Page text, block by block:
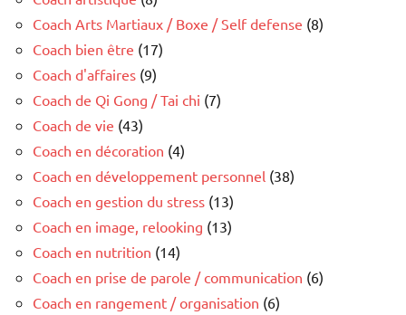
Coach Arts Martiaux / Boxe / Self defense (8)
Coach bien être (17)
Coach d'affaires (9)
Coach de Qi Gong / Tai chi (7)
Coach de vie (43)
Coach en décoration (4)
Coach en développement personnel (38)
Coach en gestion du stress (13)
Coach en image, relooking (13)
Coach en nutrition (14)
Coach en prise de parole / communication (6)
Coach en rangement / organisation (6)